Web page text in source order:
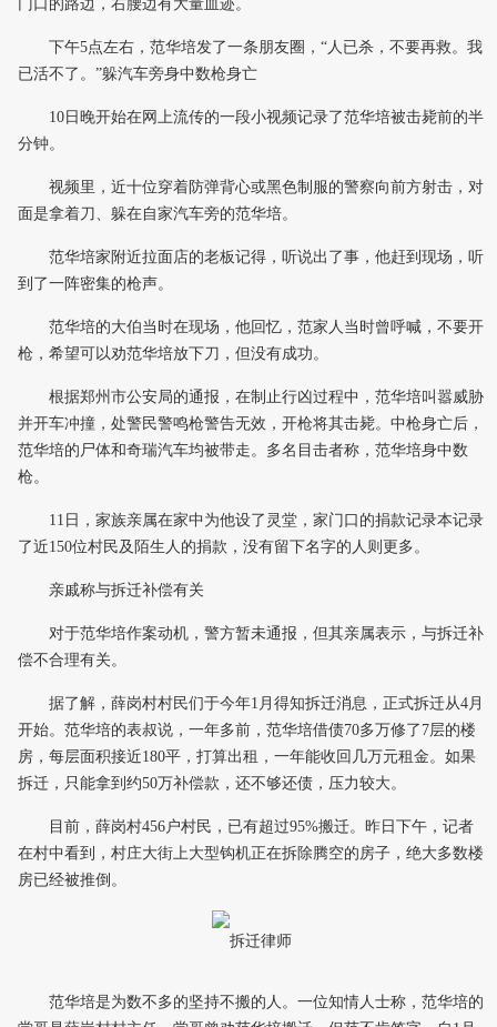
门口的路边，右腰边有大量血迹。
下午5点左右，范华培发了一条朋友圈，“人已杀，不要再救。我
已活不了。”躲汽车旁身中数枪身亡
10日晚开始在网上流传的一段小视频记录了范华培被击毙前的半
分钟。
视频里，近十位穿着防弹背心或黑色制服的警察向前方射击，对
面是拿着刀、躲在自家汽车旁的范华培。
范华培家附近拉面店的老板记得，听说出了事，他赶到现场，听
到了一阵密集的枪声。
范华培的大伯当时在现场，他回忆，范家人当时曾呼喊，不要开
枪，希望可以劝范华培放下刀，但没有成功。
根据郑州市公安局的通报，在制止行凶过程中，范华培叫嚣威胁
并开车冲撞，处警民警鸣枪警告无效，开枪将其击毙。中枪身亡后，
范华培的尸体和奇瑞汽车均被带走。多名目击者称，范华培身中数
枪。
11日，家族亲属在家中为他设了灵堂，家门口的捐款记录本记录
了近150位村民及陌生人的捐款，没有留下名字的人则更多。
亲戚称与拆迁补偿有关
对于范华培作案动机，警方暂未通报，但其亲属表示，与拆迁补
偿不合理有关。
据了解，薛岗村村民们于今年1月得知拆迁消息，正式拆迁从4月
开始。范华培的表叔说，一年多前，范华培借债70多万修了7层的楼
房，每层面积接近180平，打算出租，一年能收回几万元租金。如果
拆迁，只能拿到约50万补偿款，还不够还债，压力较大。
目前，薛岗村456户村民，已有超过95%搬迁。昨日下午，记者
在村中看到，村庄大街上大型钩机正在拆除腾空的房子，绝大多数楼
房已经被推倒。
范华培是为数不多的坚持不搬的人。一位知情人士称，范华培的